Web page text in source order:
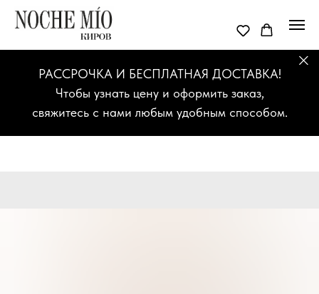
РАССРОЧКА И БЕСПЛАТНАЯ ДОСТАВКА!
Чтобы узнать цену и оформить заказ,
свяжитесь с нами любым удобным способом.